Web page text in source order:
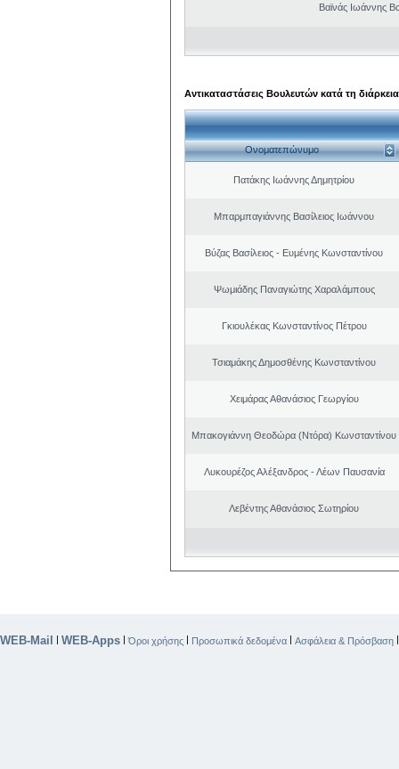
Βαϊνάς Ιωάννης
Αντικαταστάσεις Βουλευτών κατά τη
Ονοματεπώνυμο
Πατάκης Ιωάννης Δημητρίου
Μπαρμπαγιάννης Βασίλειος Ιωάννου
Βύζας Βασίλειος - Ευμένης Κωνσταντίνου
Ψωμιάδης Παναγιώτης Χαραλάμπους
Γκιουλέκας Κωνσταντίνος Πέτρου
Τσιαμάκης Δημοσθένης Κωνσταντίνου
Χειμάρας Αθανάσιος Γεωργίου
Μπακογιάννη Θεοδώρα (Ντόρα) Κωνσταντίνου
Λυκουρέζος Αλέξανδρος - Λέων Παυσανία
Λεβέντης Αθανάσιος Σωτηρίου
WEB-Mail | WEB-Apps |Όροι χρήσης | Προσωπικά δεδομένα | Ασφάλεια & Πρόσβαση